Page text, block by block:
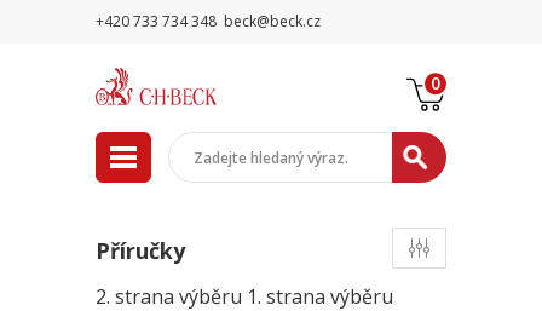
+420 733 734 348 beck@beck.cz
0
Příručky
2. strana výběru 1. strana výběru